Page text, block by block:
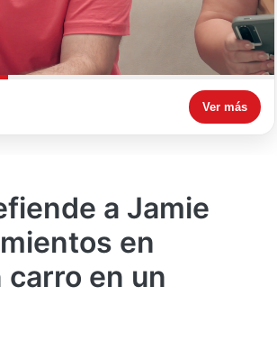
Ver más
a Jamie
en
en un